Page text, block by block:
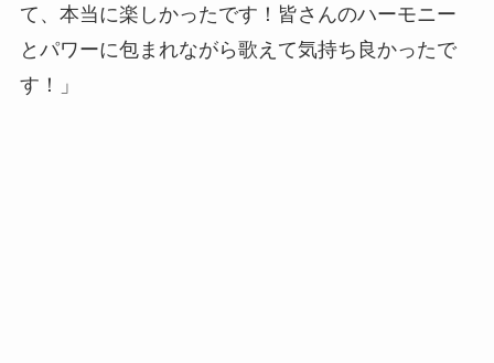
て、本当に楽しかったです！皆さんのハーモニー
とパワーに包まれながら歌えて気持ち良かったで
す！」